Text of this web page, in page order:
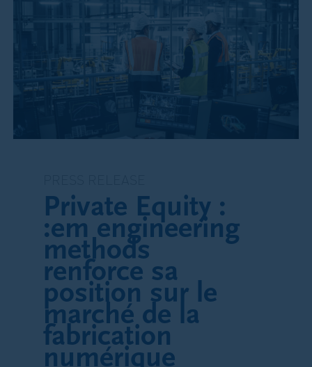
En cas de naissance d’une relation juridique entre
l’utilisateur et Patrimonium résultant de
l’utilisation de ce site internet, celle-ci serait
soumise au droit suisse.
Private Equity :
:em engineering
methods
renforce sa
position sur le
marché de la
fabrication
numérique